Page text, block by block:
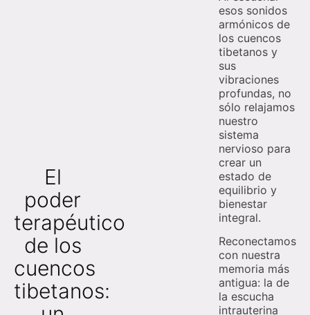
El
poder
terapéutico
de los
cuencos
tibetanos:
esos sonidos
armónicos de
los cuencos
tibetanos y
sus
vibraciones
profundas, no
sólo relajamos
nuestro
sistema
nervioso para
crear un
estado de
equilibrio y
bienestar
integral.
Reconectamos
con nuestra
memoria más
antigua: la de
la escucha
intrauterina